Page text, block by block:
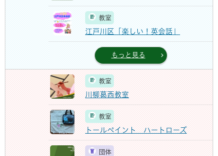
教室
江戸川区「楽しい！英会話」
もっと見る
教室
川柳葛西教室
教室
トールペイント ハートローズ
団体